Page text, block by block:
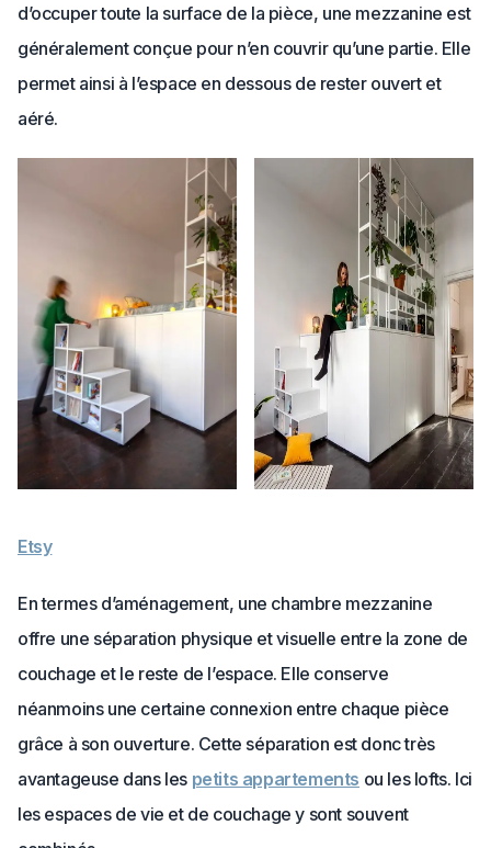
d’occuper toute la surface de la pièce, une mezzanine est
généralement conçue pour n’en couvrir qu’une partie. Elle
permet ainsi à l’espace en dessous de rester ouvert et
aéré.
Etsy
En termes d’aménagement, une chambre mezzanine
offre une séparation physique et visuelle entre la zone de
couchage et le reste de l’espace. Elle conserve
néanmoins une certaine connexion entre chaque pièce
grâce à son ouverture. Cette séparation est donc très
avantageuse dans les petits appartements ou les lofts. Ici
les espaces de vie et de couchage y sont souvent